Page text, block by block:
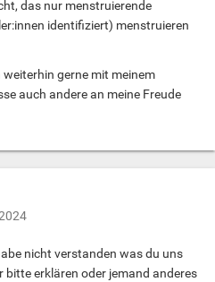
das nur menstruierende
identifiziert) menstruieren
gerne mit meinem
auch andere an meine Freude
nicht verstanden was du uns
erklären oder jemand anderes